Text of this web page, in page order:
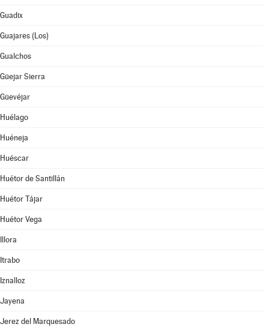
Guadix
Guajares (Los)
Gualchos
Güejar Sierra
Güevéjar
Huélago
Huéneja
Huéscar
Huétor de Santillán
Huétor Tájar
Huétor Vega
Illora
Itrabo
Iznalloz
Jayena
Jerez del Marquesado